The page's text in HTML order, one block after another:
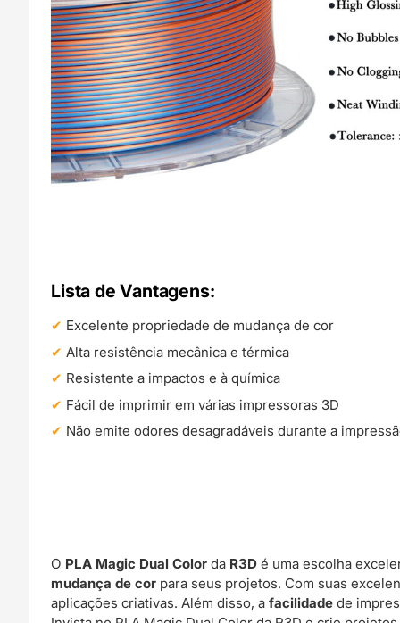
Lista de Vantagens:
Excelente propriedade de mudança de cor
Alta resistência mecânica e térmica
Resistente a impactos e à química
Fácil de imprimir em várias impressoras 3D
Não emite odores desagradáveis durante a
O PLA Magic Dual Color da R3D é uma escolha
mudança de cor para seus projetos. Com suas
aplicações criativas. Além disso, afacilidade de